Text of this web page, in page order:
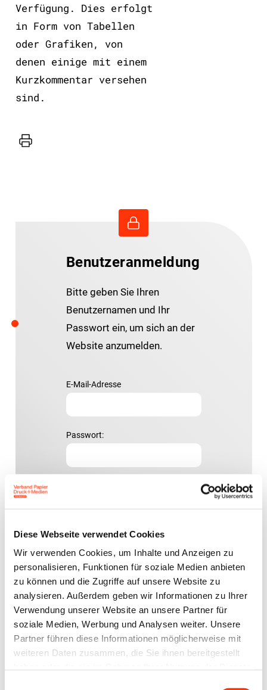
Diese Webseite verwendet Cookies
Wir verwenden Cookies, um Inhalte und Anzeigen zu
personalisieren, Funktionen für soziale Medien anbieten
zu können und die Zugriffe auf unsere Website zu
analysieren. Außerdem geben wir Informationen zu Ihrer
Verwendung unserer Website an unsere Partner für
soziale Medien, Werbung und Analysen weiter. Unsere
Partner führen diese Informationen möglicherweise mit
weiteren Daten zusammen, die Sie ihnen bereitgestellt
Verfügung. Dies erfolgt
in Form von Tabellen
oder Grafiken, von
denen einige mit einem
Kurzkommentar versehen
sind.
Drucker
Benutzeranmeldung
Bitte geben Sie Ihren
Benutzernamen und Ihr
Passwort ein, um sich an der
Website anzumelden.
E-Mail-Adresse
Passwort:
Passwort vergessen?
Ansprechpartner
Jens Meyer
Geschäftsführer